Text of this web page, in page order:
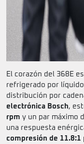
El corazón del 368E
refrigerado por
distribución por
electrónica Bosch,
rpm y un par máximo
una respuesta
compresión de 11.8:1